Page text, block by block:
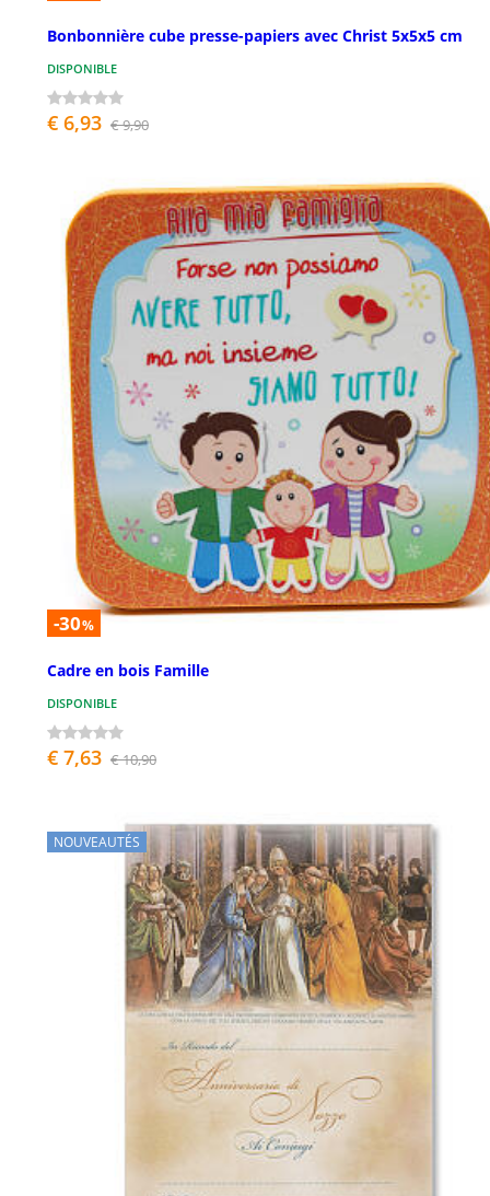
Bonbonnière cube presse-papiers avec Christ 5x5x5 cm
DISPONIBLE
€ 6,93 € 9,90
-30%
Cadre en bois Famille
DISPONIBLE
€ 7,63 € 10,90
NOUVEAUTÉS